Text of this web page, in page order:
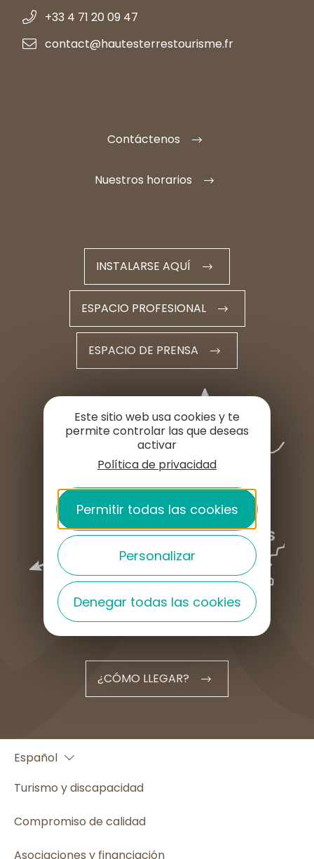
+33 4 71 20 09 47
contact@hautesterrestourisme.fr
Contáctenos
Nuestros horarios
INSTALARSE AQUÍ
ESPACIO PROFESIONAL
ESPACIO DE PRENSA
¿CÓMO LLEGAR?
Español
English
Turismo y discapacidad
Compromiso de calidad
Asociaciones y financiación
Este sitio web usa cookies y te
permite controlar las que deseas
activar
Política de privacidad
Permitir todas las cookies
Personalizar
Denegar todas las cookies